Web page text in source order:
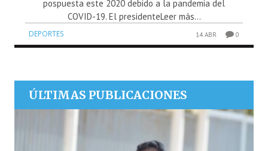
pospuesta este 2020 debido a la pandemia del
COVID-19. El presidenteLeer más...
DEPORTES 14 ABR 0
ÚLTIMAS PUBLICACIONES